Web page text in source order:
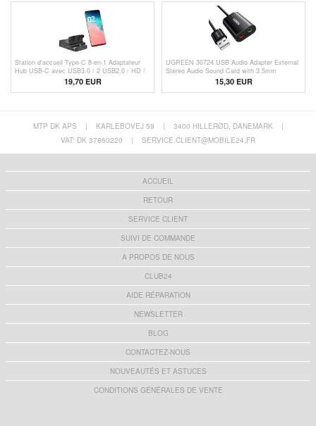
Station d'accueil Type-C 8-en-1 Adaptateur
Hub USB-C avec USB3.0 / 2 USB2.0 / HD /
TF / SD, Support de charge pour téléphone
19,70EUR
UGREEN 30724 USB Audio Adapter External
Stereo Audio Sound Card with 3.5mm
Headphone Microphone Jack for Windows
Mac Linux PC Laptop PS5 - Black
15,30 EUR
MTP DK APS | KARLEBOVEJ 59 | 3400 HILLERØD, DANEMARK
|
VAT: DK 37860220
| SERVICE.CLIENT@MOBILE24.FR
ACCUEIL
RETOUR
SERVICE CLIENT
SUIVI DE COMMANDE
A PROPOS DE NOUS
CLUB24
AIDE RÉPARATION
NEWSLETTER
BLOG
CONTACTEZ-NOUS
NOUVEAUTÉS ET ASTUCES
CONDITIONS GÉNÉRALES DE VENTE